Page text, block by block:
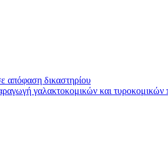
απόφαση δικαστηρίου
γαλακτοκομικών και